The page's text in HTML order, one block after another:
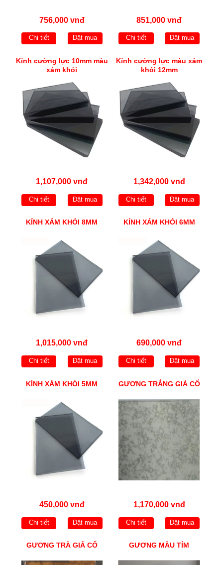
756,000 vnđ
Chi tiết Đặt mua
851,000 vnđ
Chi tiết Đặt mua
Kính cường lực 10mm màu
xám khói
1,107,000 vnđ
Chi tiết Đặt mua
Kính cường lực màu xám
khói 12mm
1,342,000 vnđ
Chi tiết Đặt mua
KÍNH XÁM KHÓI 8MM
1,015,000 vnđ
Chi tiết Đặt mua
KÍNH XÁM KHÓI 6MM
690,000 vnđ
Chi tiết Đặt mua
KÍNH XÁM KHÓI 5MM
450,000 vnđ
Chi tiết Đặt mua
GƯƠNG TRẮNG GIẢ CỔ
1,170,000 vnđ
Chi tiết Đặt mua
GƯƠNG TRÀ GIẢ CỔ GƯƠNG MÀU TÍM